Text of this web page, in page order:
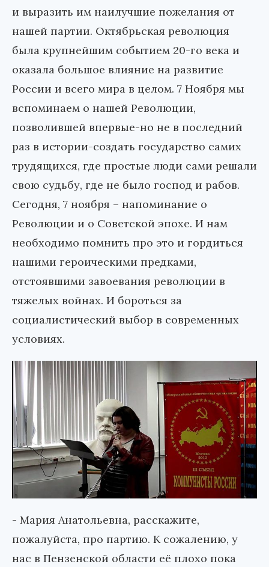
и выразить им наилучшие пожелания от
нашей партии. Октябрьская революция
была крупнейшим событием 20-го века и
оказала большое влияние на развитие
России и всего мира в целом. 7 Ноября мы
вспоминаем о нашей Революции,
позволившей впервые-но не в последний
раз в истории-создать государство самих
трудящихся, где простые люди сами решали
свою судьбу, где не было господ и рабов.
Сегодня, 7 ноября – напоминание о
Революции и о Советской эпохе. И нам
необходимо помнить про это и гордиться
нашими героическими предками,
отстоявшими завоевания революции в
тяжелых войнах. И бороться за
социалистический выбор в современных
условиях.
- Мария Анатольевна, расскажите,
пожалуйста, про партию. К сожалению, у
нас в Пензенской области её плохо пока